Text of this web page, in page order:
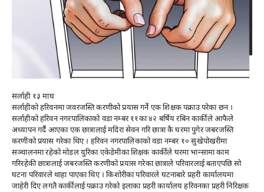
सर्लाही १३ माघ
सर्लाहीको हरिवनमा जवरजस्ति करणीको प्रयास गर्ने एक शिक्षक पक्राउ परेका छन ।
सर्लाहीको हरिवन नगरपालिकाको वडा नम्बर ११का ४२ बर्षिय रबिन कार्कीले आफैले
अध्यापन गर्दै आएका एक छात्रालाई मदिरा सेवन गरि छात्रा कै घरमा पुगेर जबरजस्ति
करणीको प्रयास गरेका थिए । हरिवन नगरपालिकाको वडा नम्बर १० सुखेपोखरीमा
सञ्चालनमा रहेको मोडल युरिका एकेडेमीका शिक्षक कार्कीले घरमा भान्सामा काम
गरिरहेकी छात्रालाई जबरजस्ति करणीको प्रयास गरेका छात्राले परिवारलाई बताएपछि सो
घटना परिवारले थाहा पाएका थिए । किशोरीका परिवारले घटनाबारे प्रहरी कार्यालयमा
जाहेरी दिए लगतै कार्कीलाई पक्राउ गरेको इलाका प्रहरी कार्यालय हरिवनका प्रहरी निरिक्षक